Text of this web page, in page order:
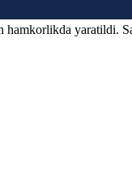
hamkorlikda yaratildi.